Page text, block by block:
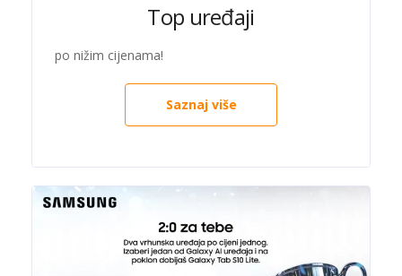
Top uređaji
po nižim cijenama!
Saznaj više